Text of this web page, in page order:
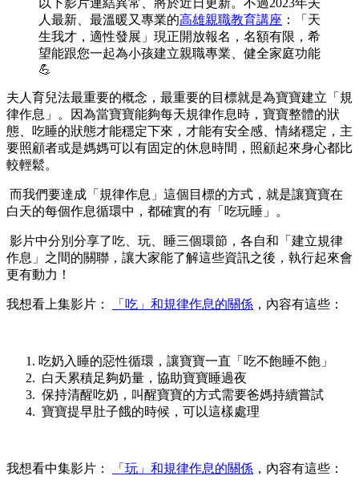
以下影片連結異常、將於近日更新。不過2023年夫
人最新、最溫暖又專業的高雄親職教育講座 ：「天
生我才，適性發展」現正開放報名，名額有限，希
望能跟您一起為小孩建立親職專業、健全家庭功能
💪
夫人育兒法最重要的概念，最重要的目標就是為寶寶建立「規
律作息」。因為當寶寶能夠每天規律作息時，寶寶整體的狀
態、吃睡的狀態才能穩定下來，才能有安全感、情緒穩定，主
要照顧者或是媽媽可以有固定的休息時間，照顧起來身心都比
較輕鬆。
而我們要達成「規律作息」這個目標的方式，就是讓寶寶在
白天的每個作息循環中，都確實的有「吃玩睡」。
影片中分別分享了吃、玩、睡三個環節，各自和「建立規律
作息」之間的關聯，讓大家能了解這些資訊之後，執行起來會
更有動力！
我想看上集影片： 「吃」和規律作息的關係 ，內容有這些：
吃奶入睡的惡性循環，讓寶寶一直「吃不飽睡不飽」
白天累積足夠奶量，協助寶寶睡過夜
保持清醒吃奶，叫醒寶寶的方式需要爸媽持續嘗試
寶寶提早肚子餓的時候，可以這樣處理
我想看中集影片： 「玩」和規律作息的關係 ，內容有這些：